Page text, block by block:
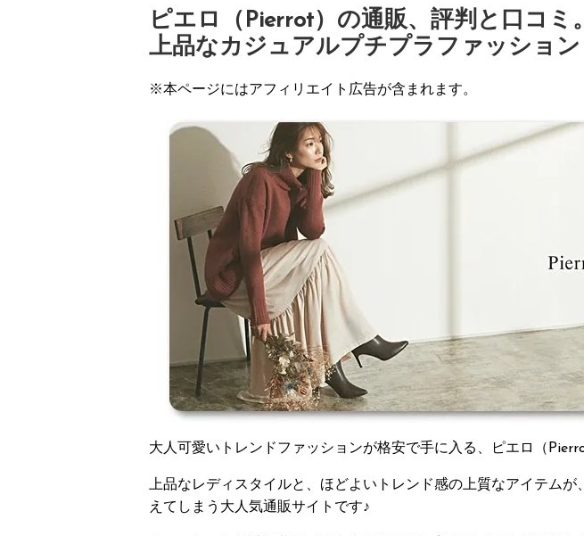
ピエロ（Pierrot）の通販、評判と口コミ
上品なカジュアルプチプラファッション
※本ページにはアフィリエイト広告が含まれます。
大人可愛いトレンドファッションが格安で手に入る、ピエロ（
上品なレディスタイルと、ほどよいトレンド感の上質なアイテムが
えてしまう大人気通販サイトです♪